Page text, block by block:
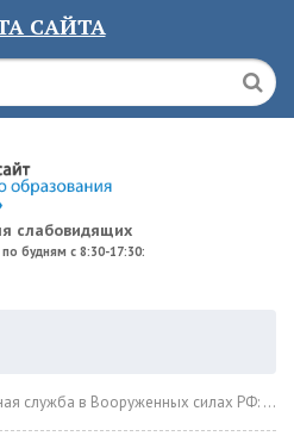
САЙТА
слабовидящих
будням с 8:30-17:30:
силах РФ: единовременная выплата при заключении контракта - 4,5 млн рублей